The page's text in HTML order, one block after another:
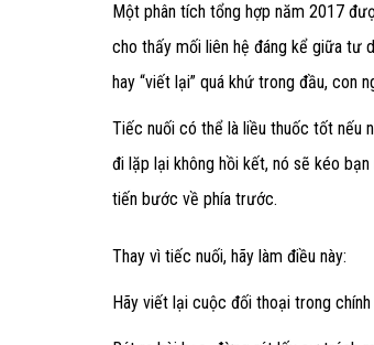
Một phân tích tổng hợp năm 2017
cho thấy mối liên hệ đáng kể giữa tư
hay “viết lại” quá khứ trong đầu, con
Tiếc nuối có thể là liều thuốc tốt nếu
đi lặp lại không hồi kết, nó sẽ kéo
tiến bước về phía trước.
Thay vì tiếc nuối, hãy làm điều này:
Hãy viết lại cuộc đối thoại trong chính